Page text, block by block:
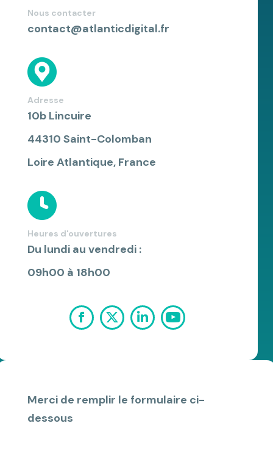
Nous contacter
contact@atlanticdigital.fr
Adresse
10b Lincuire
44310 Saint-Colomban
Loire Atlantique, France
Heures d'ouvertures
Du lundi au vendredi :
09h00 à 18h00
Facebook
X LinkedIn
Merci de remplir le formulaire ci-
dessous